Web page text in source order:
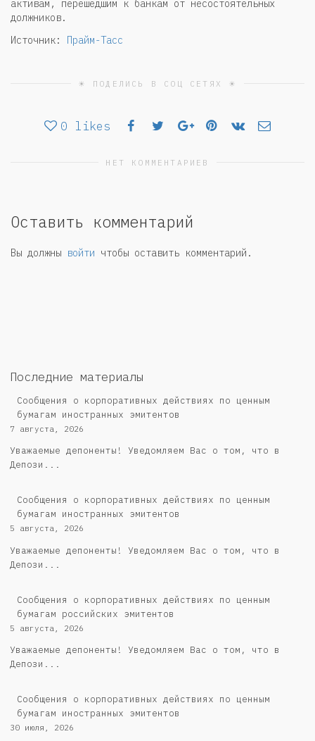
активам, перешедшим к банкам от несостоятельных
должников.
Источник: Прайм-Тасс
☀ ПОДЕЛИСЬ В СОЦ СЕТЯХ ☀
0 likes
НЕТ КОММЕНТАРИЕВ
Оставить комментарий
Вы должны войти чтобы оставить комментарий.
Последние материалы
Сообщения о корпоративных действиях по ценным
бумагам иностранных эмитентов
7 августа, 2026
Уважаемые депоненты! Уведомляем Вас о том, что в
Депози...
Сообщения о корпоративных действиях по ценным
бумагам иностранных эмитентов
5 августа, 2026
Уважаемые депоненты! Уведомляем Вас о том, что в
Депози...
Cообщения о корпоративных действиях по ценным
бумагам российских эмитентов
5 августа, 2026
Уважаемые депоненты! Уведомляем Вас о том, что в
Депози...
Сообщения о корпоративных действиях по ценным
бумагам иностранных эмитентов
30 июля, 2026